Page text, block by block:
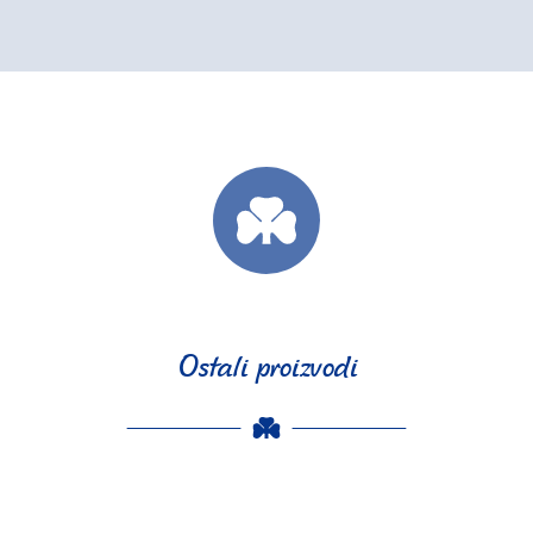
Ostali proizvodi